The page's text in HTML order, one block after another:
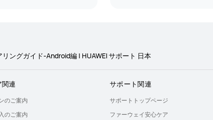
ングガイド-Android編 | HUAWEI サポート 日本
関連
のご案内
のご案内
サポート関連
サポートトップページ
ファーウェイ安心ケア